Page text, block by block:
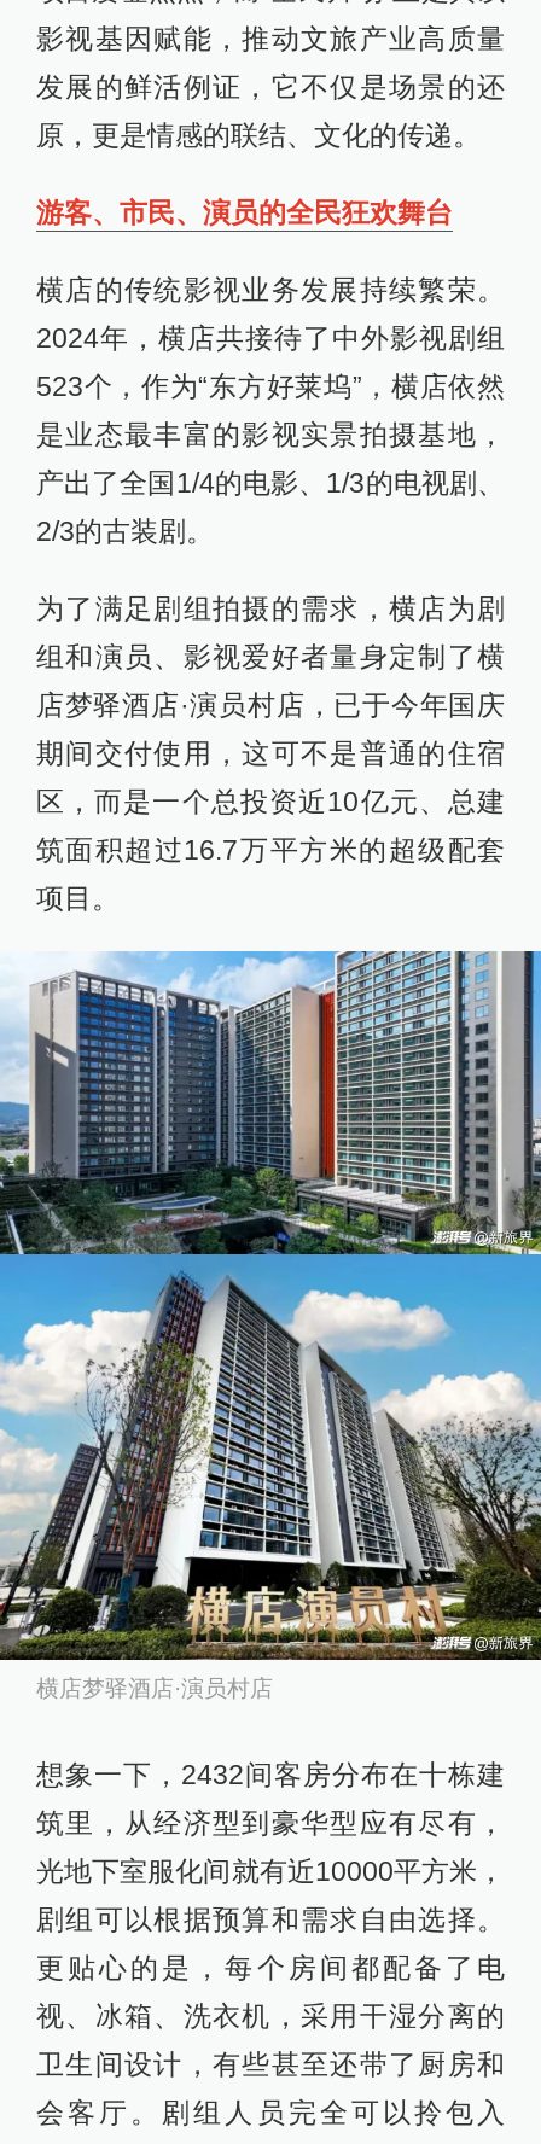
影视基因赋能，推动文旅产业高质量
发展的鲜活例证，它不仅是场景的还
原，更是情感的联结、文化的传递。
游客、市民、演员的全民狂欢舞台
横店的传统影视业务发展持续繁荣。
2024年，横店共接待了中外影视剧组
523个，作为“东方好莱坞”，横店依然
是业态最丰富的影视实景拍摄基地，
产出了全国1/4的电影、1/3的电视剧、
2/3的古装剧。
为了满足剧组拍摄的需求，横店为剧
组和演员、影视爱好者量身定制了横
店梦驿酒店·演员村店，已于今年国庆
期间交付使用，这可不是普通的住宿
区，而是一个总投资近10亿元、总建
筑面积超过16.7万平方米的超级配套
项目。
横店梦驿酒店·演员村店
想象一下，2432间客房分布在十栋建
筑里，从经济型到豪华型应有尽有，
光地下室服化间就有近10000平方米，
剧组可以根据预算和需求自由选择。
更贴心的是，每个房间都配备了电
视、冰箱、洗衣机，采用干湿分离的
卫生间设计，有些甚至还带了厨房和
会客厅。剧组人员完全可以拎包入